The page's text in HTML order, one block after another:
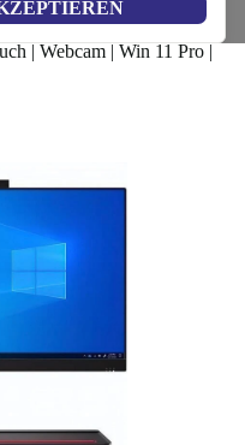
AiO | 21.5"
| Webcam | Win 11 Pro |